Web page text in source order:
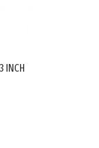
INCH